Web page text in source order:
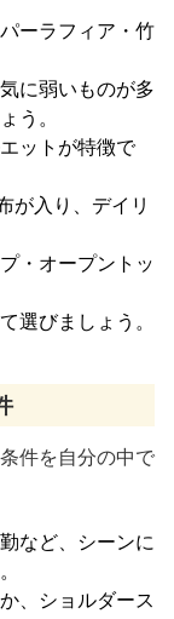
ーラフィア・竹
に弱いものが多
う。
ットが特徴で
が入り、デイリ
・オープントッ
選びましょう。
件を自分の中で
など、シーンに
、ショルダース